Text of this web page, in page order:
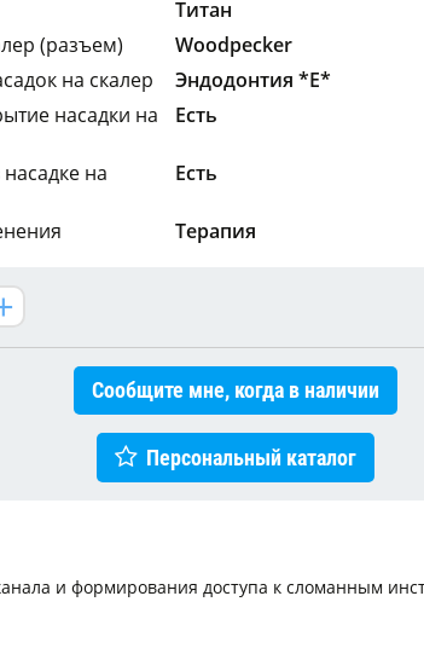
Титан
(разъем)
Woodpecker
на скалер
Эндодонтия *E*
насадки на
Есть
на
Есть
Терапия
Сообщите мне, когда в наличии
Персональный каталог
и формирования доступа к сломанным